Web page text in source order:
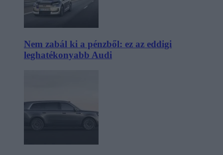
Nem zabál ki a pénzből: ez az eddigi
leghatékonyabb Audi